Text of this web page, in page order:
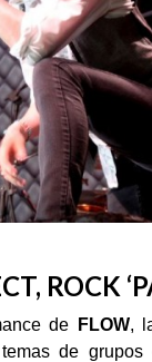
ROCK
de FLOW,
de